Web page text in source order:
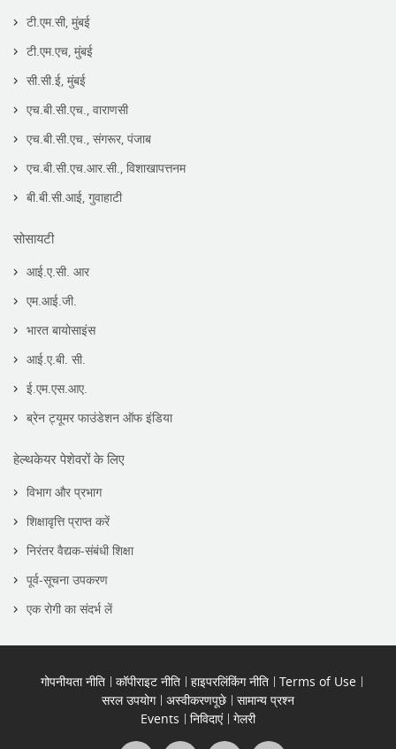
टी.एम.सी, मुंबई
टी.एम.एच, मुंबई
सी.सी.ई, मुंबई
एच.बी.सी.एच., वाराणसी
एच.बी.सी.एच., संगरूर, पंजाब
एच.बी.सी.एच.आर.सी., विशाखापत्तनम
बी.बी.सी.आई, गुवाहाटी
सोसायटी
आई.ए.सी. आर
एम.आई.जी.
भारत बायोसाइंस
आई.ए.बी. सी.
ई.एम.एस.आए.
ब्रेन ट्यूमर फाउंडेशन ऑफ इंडिया
हेल्थकेयर पेशेवरों के लिए
विभाग और प्रभाग
शिक्षावृत्ति प्राप्त करें
निरंतर वैद्यक-संबंधी शिक्षा
पूर्व-सूचना उपकरण
एक रोगी का संदर्भ लें
गोपनीयता नीति कॉपीराइट नीति हाइपरलिंकिंग नीति
Terms of Use
सरल उपयोग
अस्वीकरणपूछे
सामान्य प्रश्न
Events
निविदाएं गेलरी